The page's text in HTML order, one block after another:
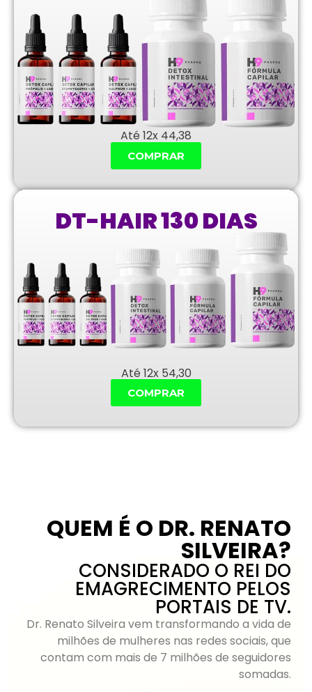
Até 12x 44,38
COMPRAR
DT-HAIR 130 DIAS
Até 12x 54,30
COMPRAR
QUEM É O DR. RENATO
SILVEIRA?
CONSIDERADO O REI DO
EMAGRECIMENTO PELOS
PORTAIS DE TV.
Dr. Renato Silveira vem transformando a vida de
milhões de mulheres nas redes sociais, que
contam com mais de 7 milhões de seguidores
somadas.